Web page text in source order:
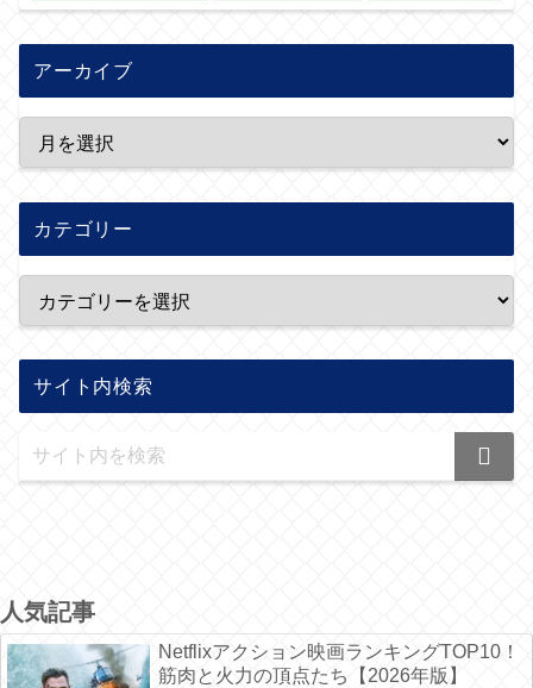
アーカイブ
カテゴリー
サイト内検索
人気記事
Netflixアクション映画ランキングTOP10！
筋肉と火力の頂点たち【2026年版】